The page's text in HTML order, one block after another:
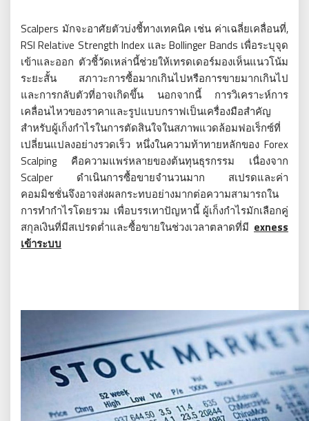
Scalpers มักจะอาศัยตัวบ่งชี้ทางเทคนิค เช่น ค่าเฉลี่ยเคลื่อนที่,
RSI Relative Strength Index และ Bollinger Bands เพื่อระบุจุด
เข้าและออก ตัวชี้วัดเหล่านี้ช่วยให้เทรดเดอร์มองเห็นแนวโน้ม
ระยะสั้น สภาวะการซื้อมากเกินไปหรือการขายมากเกินไป
และการกลับตัวที่อาจเกิดขึ้น นอกจากนี้ การวิเคราะห์การ
เคลื่อนไหวของราคาและรูปแบบกราฟเป็นเครื่องมือสำคัญ
สำหรับผู้เก็งกำไรในการตัดสินใจในสภาพแวดล้อมฟอเร็กซ์ที่
เปลี่ยนแปลงอย่างรวดเร็ว หนึ่งในความท้าทายหลักของ Forex
Scalping คือความแพร่หลายของต้นทุนธุรกรรม เนื่องจาก
Scalper ดำเนินการซื้อขายจำนวนมาก สเปรดและค่า
คอมมิชชั่นจึงอาจส่งผลกระทบอย่างมากต่อความสามารถใน
การทำกำไรโดยรวม เพื่อบรรเทาปัญหานี้ ผู้เก็งกำไรมักเลือกคู่
สกุลเงินที่มีสเปรดต่ำและซื้อขายในช่วงเวลาตลาดที่มี exness
เข้าระบบ